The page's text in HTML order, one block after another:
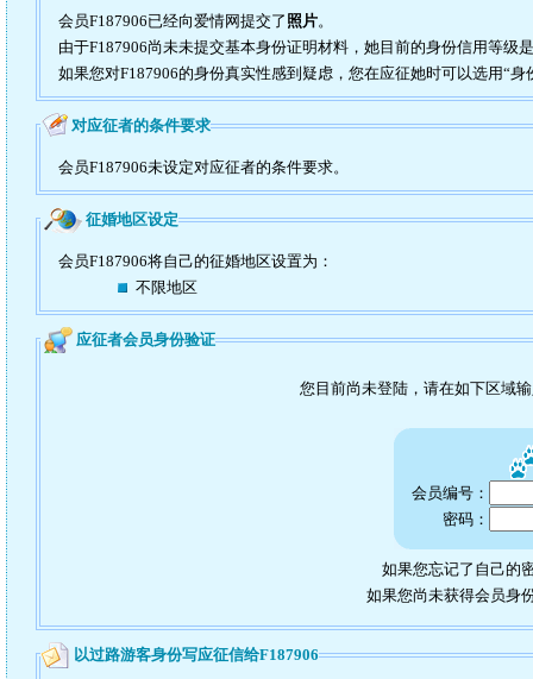
会员F187906已经向爱情网提交了 照片。
由于F187906尚未未提交基本身份证明材料，她目前的身份信用等级
如果您对F187906的身份真实性感到疑虑，您在应征她时可以选用“身
对应征者的条件要求
会员F187906未设定对应征者的条件要求。
征婚地区设定
会员F187906将自己的征婚地区设置为：
不限地区
应征者会员身份验证
您目前尚未登陆，请在如下区域
会员编号：
密码：
如果您忘记了自己的
如果您尚未获得会员身
以过路游客身份写应征信给F187906